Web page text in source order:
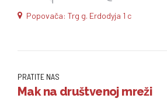
Popovača: Trg g. Erdodyja 1 c
PRATITE NAS
Mak na društvenoj mreži